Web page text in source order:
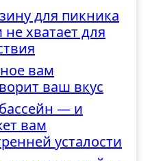
для пикника
хватает для
вам
ваш вкус
— и
вам
усталости